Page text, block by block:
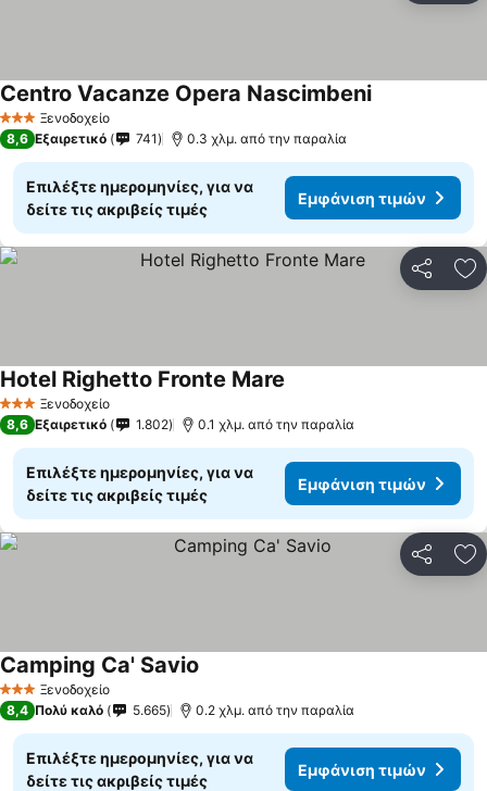
3 ΑστέριαΞενοδοχείο
Centro Vacanze Opera NascimbeniΕμφάνιση
8,6 Εξαιρετικό 741 0.3 χλμ. από την παραλία
Επιλέξτε ημερομηνίες, για να
δείτε τις ακριβείς τιμές
Εμφάνιση τιμών
3 ΑστέριαΞενοδοχείο
Hotel Righetto Fronte Mare
8,6 Εξαιρετικό 1.802 0.1 χλμ. από την παραλία
Επιλέξτε ημερομηνίες, για να
δείτε τις ακριβείς τιμές
Εμφάνιση τιμών
3 ΑστέριαΞενοδοχείο
Camping Ca' Savio
8,4 Πολύ καλό 5.665 0.2 χλμ. από την παραλία
Επιλέξτε ημερομηνίες, για να
δείτε τις ακριβείς τιμές
Εμφάνιση τιμών